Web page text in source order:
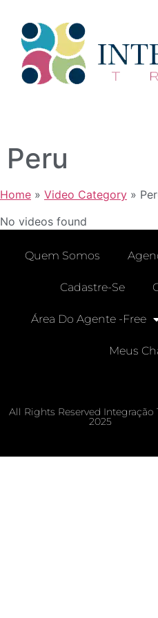
Peru
Home » Video Category »
No videos found
Quem Somos
Cadastre-Se
Área Do Agente -free
Meus
All Rights Reserved Integração
2025